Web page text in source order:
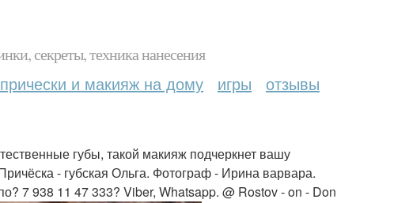
секреты, техника нанесения
прически и макияж на дому игры отзывы
губы, такой макияж подчеркнет вашу
- губская Ольга. Фотограф - Ирина варвара.
7 938 11 47 333? Viber, Whatsapp. @ Rostov - on - Don